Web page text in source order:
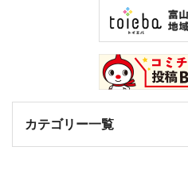
カテゴリー一覧